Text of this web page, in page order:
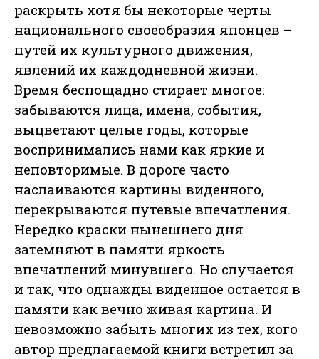
раскрыть хотя бы некоторые черты
национального своеобразия японцев –
путей их культурного движения,
явлений их каждодневной жизни.
Время беспощадно стирает многое:
забываются лица, имена, события,
выцветают целые годы, которые
воспринимались нами как яркие и
неповторимые. В дороге часто
наслаиваются картины виденного,
перекрываются путевые впечатления.
Нередко краски нынешнего дня
затемняют в памяти яркость
впечатлений минувшего. Но случается
и так, что однажды виденное остается в
памяти как вечно живая картина. И
невозможно забыть многих из тех, кого
автор предлагаемой книги встретил за